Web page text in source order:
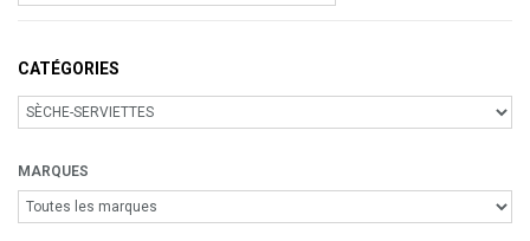
CATÉGORIES
MARQUES